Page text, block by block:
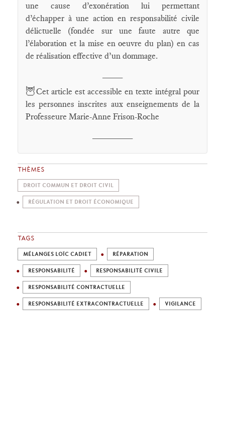
une cause d’exonération lui permettant
d’échapper à une action en responsabilité civile
délictuelle (fondée sur une faute autre que
l’élaboration et la mise en oeuvre du plan) en cas
de réalisation effective d’un dommage.
🦉Cet article est accessible en texte intégral pour
les personnes inscrites aux enseignements de la
Professeure Marie-Anne Frison-Roche
THÈMES
DROIT COMMUN ET DROIT CIVIL
RÉGULATION ET DROIT ÉCONOMIQUE
TAGS
MÉLANGES LOÏC CADIET RÉPARATION
RESPONSABILITÉ RESPONSABILITÉ CIVILE
RESPONSABILITÉ CONTRACTUELLE
RESPONSABILITÉ EXTRACONTRACTUELLE VIGILANCE